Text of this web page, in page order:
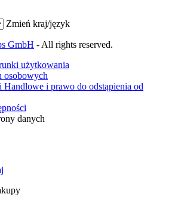
Zmień kraj/język
GmbH - All rights reserved.
użytkowania
osobowych
Handlowe i prawo do odstąpienia od
danych